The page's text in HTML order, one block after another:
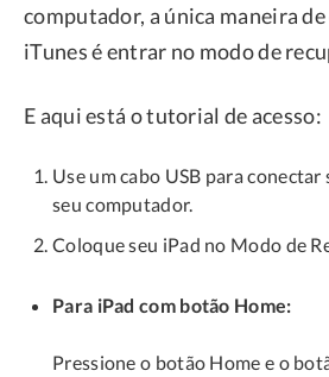
computador, a única maneira
iTunes é entrar no modo de
E aqui está o tutorial de acesso:
Use um cabo USB para
seu computador.
Coloque seu iPad no Modo de
Para iPad com botão Home:
Pressione o botão Home e o